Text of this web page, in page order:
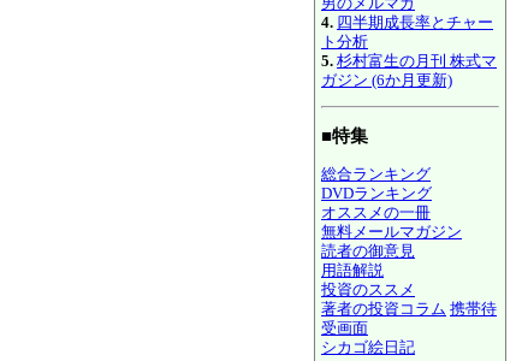
4. 四半期成長率とチャー
ト分析
5. 杉村富生の月刊 株式マ
ガジン (6か月更新)
■特集
総合ランキング
DVDランキング
オススメの一冊
無料メールマガジン
読者の御意見
用語解説
投資のススメ
著者の投資コラム 携帯待
受画面
シカゴ絵日記